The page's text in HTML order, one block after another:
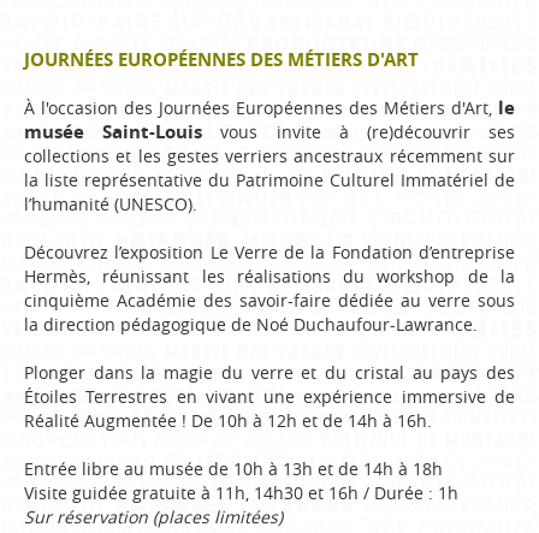
JOURNÉES EUROPÉENNES DES MÉTIERS D'ART
À l'occasion des Journées Européennes des Métiers d'Art, le
musée Saint-Louis vous invite à (re)découvrir ses
collections et les gestes verriers ancestraux récemment sur
la liste représentative du Patrimoine Culturel Immatériel de
l’humanité (UNESCO).
Découvrez l’exposition Le Verre de la Fondation d’entreprise
Hermès, réunissant les réalisations du workshop de la
cinquième Académie des savoir-faire dédiée au verre sous
la direction pédagogique de Noé Duchaufour-Lawrance.
Plonger dans la magie du verre et du cristal au pays des
Étoiles Terrestres en vivant une expérience immersive de
Réalité Augmentée ! De 10h à 12h et de 14h à 16h.
Entrée libre au musée de 10h à 13h et de 14h à 18h
Visite guidée gratuite à 11h, 14h30 et 16h / Durée : 1h
Sur réservation (places limitées)